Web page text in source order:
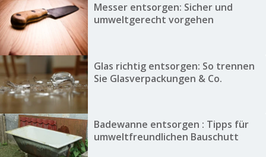
Messer entsorgen: Sicher und
umweltgerecht vorgehen
Glas richtig entsorgen: So trennen
Sie Glasverpackungen & Co.
Badewanne entsorgen : Tipps für
umweltfreundlichen Bauschutt